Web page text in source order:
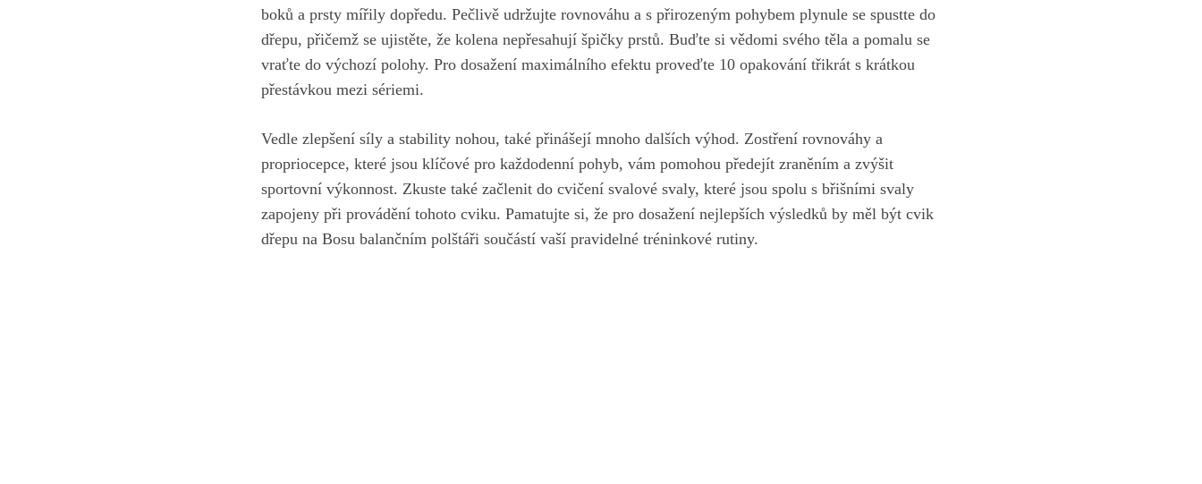
boků a prsty mířily dopředu. Pečlivě udržujte rovnováhu a s přirozeným pohybem ‌plynule se spustte do
dřepu, přičemž se ⁢ujistěte, že kolena nepřesahují špičky prstů. Buďte si vědomi svého těla a pomalu se
vraťte do výchozí polohy. Pro dosažení maximálního efektu proveďte‍ 10 opakování‌ třikrát s⁢ krátkou
⁢přestávkou⁤ mezi sériemi.
Vedle zlepšení síly a stability nohou, také přinášejí mnoho dalších výhod. ⁣Zostření ⁢rovnováhy a
propriocepce, které jsou klíčové pro každodenní pohyb, vám ⁣pomohou předejít zraněním⁢ a zvýšit
sportovní výkonnost. Zkuste také začlenit do cvičení svalové⁤ svaly, které jsou spolu s břišními svaly
zapojeny při provádění tohoto ‍cviku. Pamatujte si, že pro dosažení​ nejlepších výsledků by měl být cvik
dřepu na Bosu balančním ⁣polštáři součástí vaší pravidelné tréninkové rutiny.